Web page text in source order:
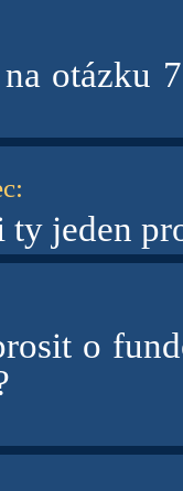
otázku
:
ty jeden
o